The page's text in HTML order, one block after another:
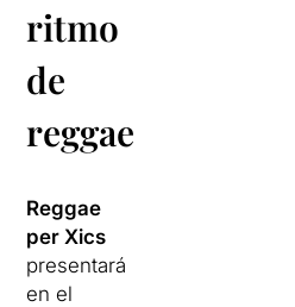
ritmo
de
reggae
Reggae
per Xics
presentará
en el